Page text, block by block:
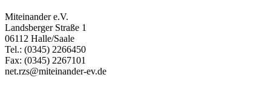
Miteinander e.V.
Landsberger Straße 1
06112 Halle/Saale
Tel.: (0345) 2266450
Fax: (0345) 2267101
net.rzs@miteinander-ev.de